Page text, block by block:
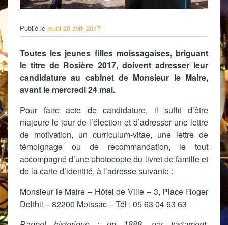
Publié le jeudi 20 avril 2017
Toutes les jeunes filles moissagaises, briguant
le titre de Rosière 2017, doivent adresser leur
candidature au cabinet de Monsieur le Maire,
avant le mercredi 24 mai.
Pour faire acte de candidature, il suffit d’être
majeure le jour de l’élection et d’adresser une lettre
de motivation, un curriculum-vitae, une lettre de
témoignage ou de recommandation, le tout
accompagné d’une photocopie du livret de famille et
de la carte d’identité, à l’adresse suivante :
Monsieur le Maire – Hôtel de Ville – 3, Place Roger
Delthil – 82200 Moissac – Tél : 05 63 04 63 63